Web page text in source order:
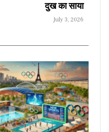
दुख का साया
July 3, 2026